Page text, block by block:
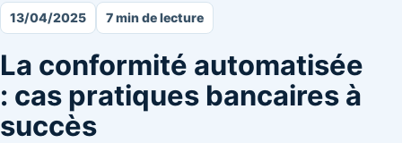
13/04/2025 7 min de lecture
La conformité automatisée
: cas pratiques bancaires à
succès